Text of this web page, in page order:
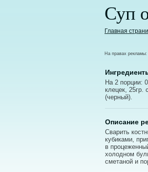
Суп
Главная
На правах рекламы:
На 2 порции:
клецек, 25гр.
(черный).
Описание
Сварить
кубиками,
в
холодном
сметаной и